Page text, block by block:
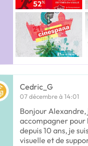
Cedric_G
07 décembre à 14:01
Bonjour Alexandre,
accompagner pour
depuis 10 ans, je
visuelle et de